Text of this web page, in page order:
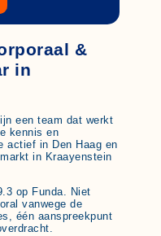
&
in
een team dat werkt
kennis en
actief in Den Haag en
in Kraayenstein
op Funda. Niet
vanwege de
één aanspreekpunt